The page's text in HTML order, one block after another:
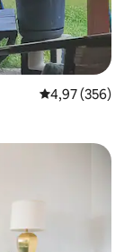
Średnia
4,97 (356)